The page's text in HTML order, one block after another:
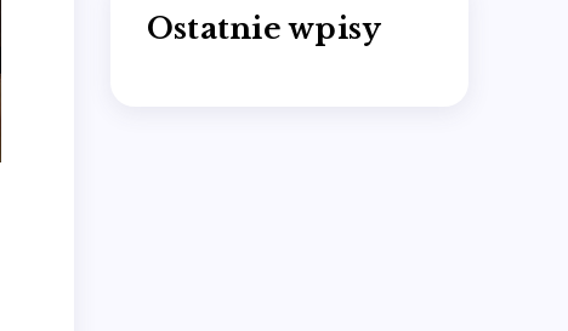
Ostatnie wpisy